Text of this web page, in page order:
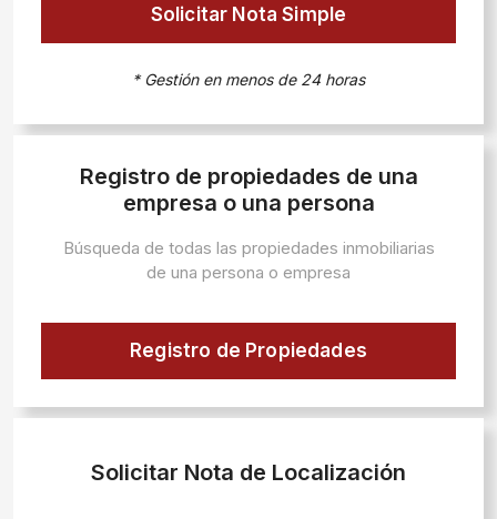
Solicitar Nota Simple
* Gestión en menos de 24 horas
Registro de propiedades de una
empresa o una persona
Búsqueda de todas las propiedades inmobiliarias
de una persona o empresa
Registro de Propiedades
Solicitar Nota de Localización